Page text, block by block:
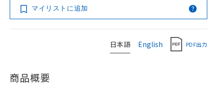
マイリストに追加
日本語 English PDF出力
商品概要